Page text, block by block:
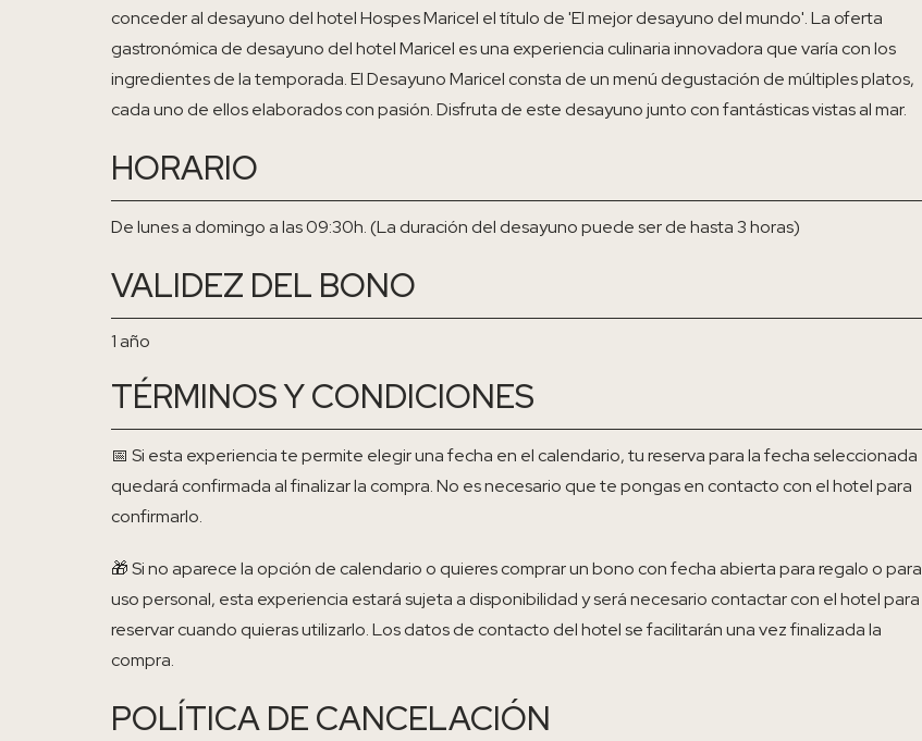
conceder al desayuno del hotel Hospes Maricel el título de 'El mejor desayuno del mundo'. La oferta
gastronómica de desayuno del hotel Maricel es una experiencia culinaria innovadora que varía con los
ingredientes de la temporada. El Desayuno Maricel consta de un menú degustación de múltiples platos,
cada uno de ellos elaborados con pasión. Disfruta de este desayuno junto con fantásticas vistas al mar.
HORARIO
De lunes a domingo a las 09:30h. (La duración del desayuno puede ser de hasta 3 horas)
VALIDEZ DEL BONO
1 año
TÉRMINOS Y CONDICIONES
📅 Si esta experiencia te permite elegir una fecha en el calendario, tu reserva para la fecha seleccionada
quedará confirmada al finalizar la compra. No es necesario que te pongas en contacto con el hotel para
confirmarlo.
🎁 Si no aparece la opción de calendario o quieres comprar un bono con fecha abierta para regalo o para
uso personal, esta experiencia estará sujeta a disponibilidad y será necesario contactar con el hotel para
reservar cuando quieras utilizarlo. Los datos de contacto del hotel se facilitarán una vez finalizada la
compra.
POLÍTICA DE CANCELACIÓN